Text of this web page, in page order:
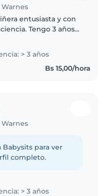
entusiasta y con
Tengo 3 años
edades, desde niños
1 año de edad hasta
> 3 años
Bs 15,00/hora
Babysits para ver
completo.
> 3 años